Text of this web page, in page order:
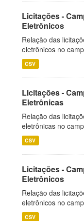
Licitações -
Eletrônicos
Relação das
eletrônicos no
CSV
Licitações -
Eletrônicas
Relação das
eletrônicas no
CSV
Licitações -
Eletrônicos
Relação das
eletrônicos no
CSV